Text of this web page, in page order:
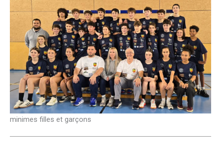
minimes filles et garçons